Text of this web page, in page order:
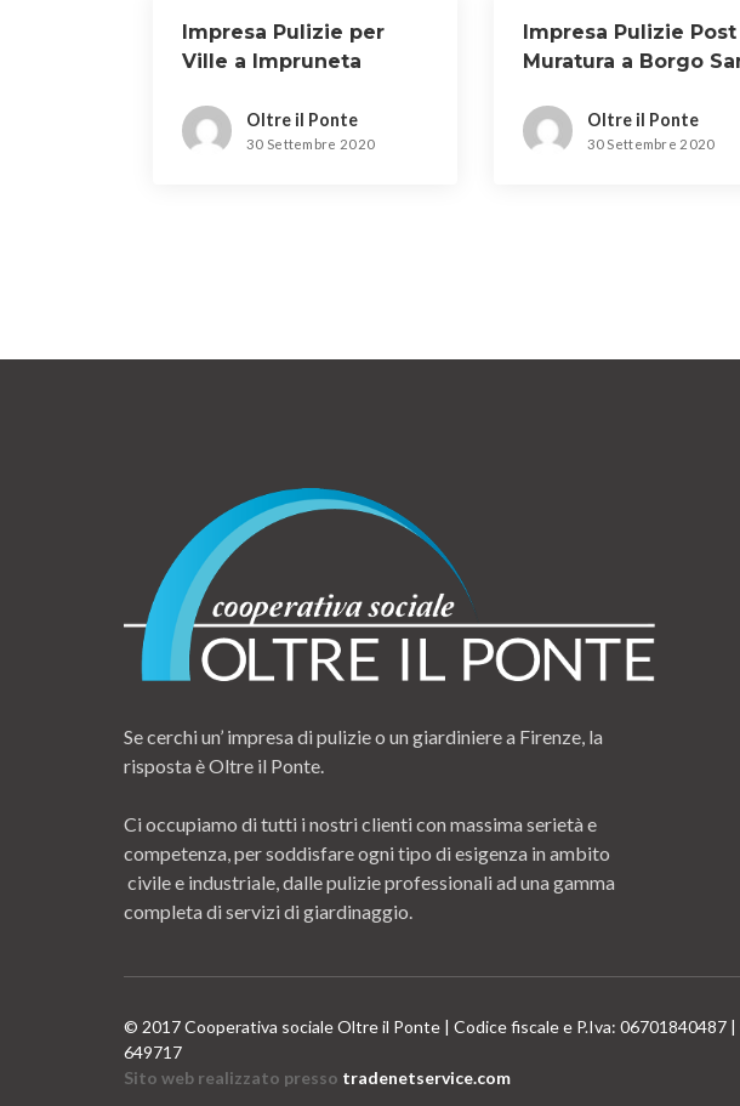
Impresa Pulizie per
Ville a Impruneta
Oltre il Ponte
30 Settembre 2020
Impresa Pulizie Post
Muratura a Borgo
Oltre il Ponte
30 Settembre 2020
Se cerchi un’ impresa di pulizie o un giardiniere a Firenze, la
risposta è Oltre il Ponte.
Ci occupiamo di tutti i nostri clienti con massima serietà e
competenza, per soddisfare ogni tipo di esigenza in ambito
civile e industriale, dalle pulizie professionali ad una gamma
completa di servizi di giardinaggio.
© 2017 Cooperativa sociale Oltre il Ponte | Codice fiscale e P.Iva: 06701840487 |
649717
Sito web realizzato presso tradenetservice.com